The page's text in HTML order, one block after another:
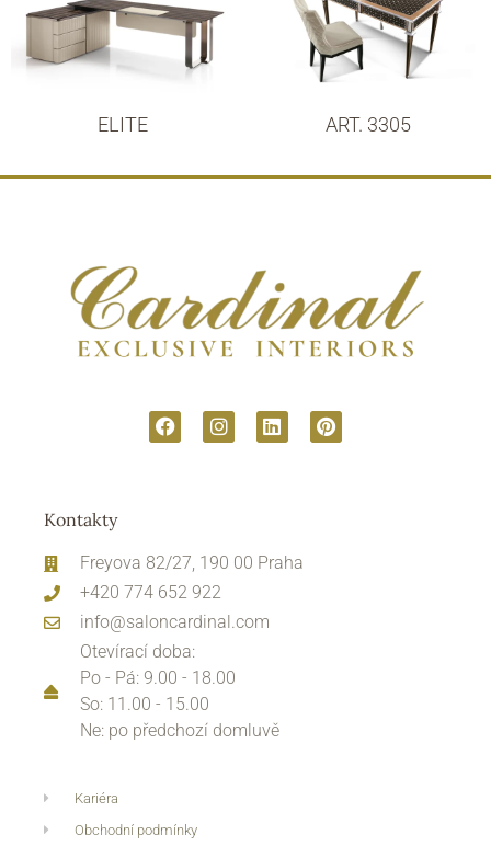
ELITE ART. 3305
Kontakty
Freyova 82/27, 190 00 Praha
+420 774 652 922
info@saloncardinal.com
Otevírací doba:
Po - Pá: 9.00 - 18.00
So: 11.00 - 15.00
Ne: po předchozí domluvě
Kariéra
Obchodní podmínky